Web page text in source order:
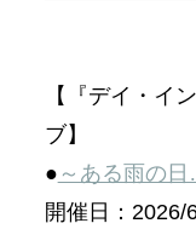
【『デイ・イ
ブ】
● ～ある雨の
開催日：2026/